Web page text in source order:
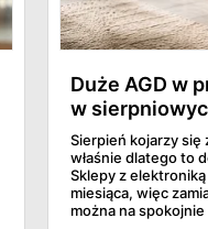
Duże AGD w
w
Sierpień kojarzy się
właśnie dlatego to
Sklepy z
miesiąca, więc
można na